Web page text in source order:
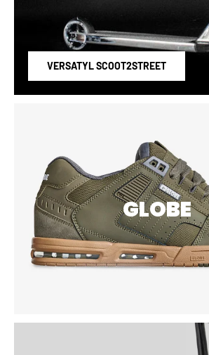
VERSATYL SCOOT2STREET
GLOBE